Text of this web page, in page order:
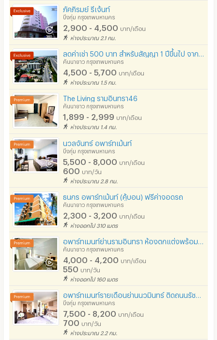
-2กิโลเมตรกว่าถึง: ทางขึ้น-ลงด่วนมอเตอร์เวย์บางประอิน-
บางนา
-10นาทีถึง: ทางขึ้น-ลงด่วนศรีนครินทร์-บางนา-พระรามเก้า-
ดินแดง-ดาวคะนอง
เข้าสวนสยามทะเลกรุงเทพ
-15นาทีถึง: ตลาดนัดเลียบด่วนรามอินทรา
-20นาทีถึง: ตลาดมีนบุรีและโรงพยาบาลเสรีรักษ์และโรง
-25นาทีถึง: สนามมวยเวทีลุมพินีและเซ็นทรัลพลาซา รามอิน
ทราถ.รามอินทรา
อาคารอย่างเด็ดขาด ขึ้น-ลงอาคารโดยลิฟท์
มีระบบรักษาความปลอดภัย (keycard)
มีระบบรักษาความปลอดภัย (สแกนลายนิ้วมือ)
กล้องวงจรปิด (CCTV)
รปภ.
ร้านขายอาหาร
ร้านค้า สะดวกซื้อ
ร้านซัก-รีด / มีบริการเครื่องซักผ้า
ร้านทำผม-เสริมสวย
สถานี charge รถไฟฟ้า
ภัคภิรมย์ รีเจ้นท์
บึงกุ่ม กรุงเทพมหานคร
2,900 - 4,500 บาท/เดือน
ห่างประมาณ 2.1 กม.
คันนายาว กรุงเทพมหานคร
4,500 - 5,700 บาท/เดือน
ห่างประมาณ 1.5 กม.
The Living รามอินทรา46
คันนายาว กรุงเทพมหานคร
1,899 - 2,999 บาท/เดือน
ห่างประมาณ 1.4 กม.
นวลจันทร์ อพาร์ทเม้นท์
บึงกุ่ม กรุงเทพมหานคร
5,500 - 8,000 บาท/เดือน
600 บาท/วัน
ห่างประมาณ 2.8 กม.
ธนกร อพาร์ทเม้นท์ (คู้บอน) ฟรีค่าจอดรถ
คันนายาว กรุงเทพมหานคร
2,300 - 3,200 บาท/เดือน
ห่างออกไป 310 เมตร
คันนายาว กรุงเทพมหานคร
4,000 - 4,200 บาท/เดือน
550 บาท/วัน
ห่างออกไป 160 เมตร
บึงกุ่ม กรุงเทพมหานคร
7,500 - 8,200 บาท/เดือน
700 บาท/วัน
ห่างประมาณ 2.2 กม.